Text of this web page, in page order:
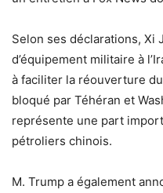
Selon ses déclarations, Xi
d’équipement militaire à
à faciliter la réouverture
bloqué par Téhéran et
représente une part
pétroliers chinois.
M. Trump a également